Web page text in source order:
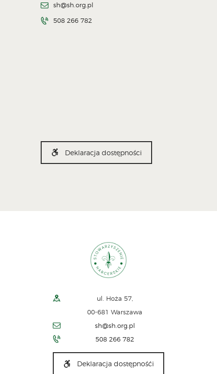
sh@sh.org.pl
508 266 782
Deklaracja dostępności
ul. Hoża 57,
00-681 Warszawa
sh@sh.org.pl
508 266 782
Deklaracja dostępnośći